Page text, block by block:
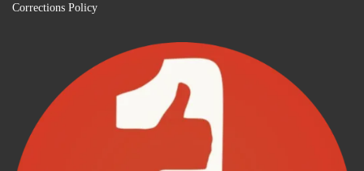
Corrections Policy